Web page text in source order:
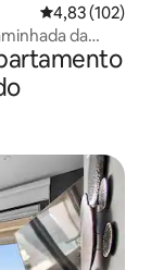
4,83 de uma
4,83 (102)
da